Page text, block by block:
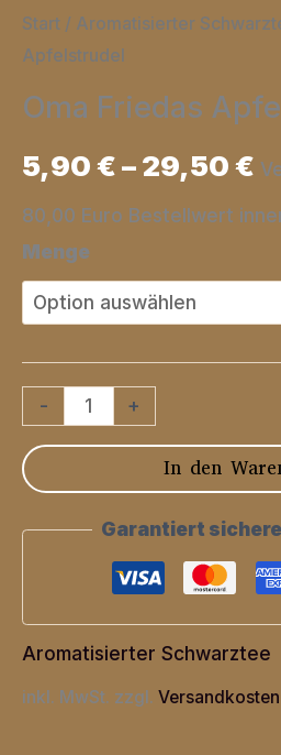
Start / Aromatisierter
Apfelstrudel
Oma Friedas
5,90€–29,50€
80,00 Euro Bestellwert
Menge
-
Oma
Apfelstrudel
+
In den
Garantiert
Aromatisierter Schwarztee
inkl. MwSt. zzgl. Versandkosten